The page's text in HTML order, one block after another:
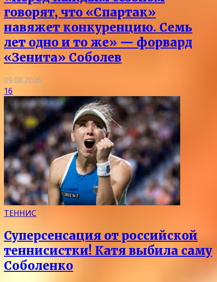
говорят, что «Спартак»
навяжет конкуренцию. Семь
лет одно и то же» — форвард
«Зенита» Соболев
09.08.2026
16
ТЕННИС
Суперсенсация от российской
теннисистки! Катя выбила саму
Соболенко